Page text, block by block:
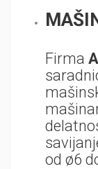
Firma
od ø6